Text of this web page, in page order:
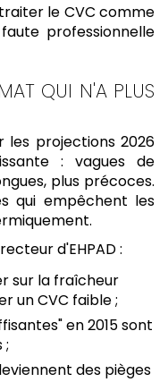
le CVC comme
professionnelle
QUI N'A PLUS
les projections 2026
: vagues de
plus précoces.
qui empêchent les
d'EHPAD :
sur la fraîcheur
un CVC faible ;
en 2015 sont
;
des pièges